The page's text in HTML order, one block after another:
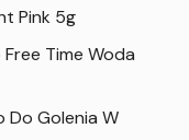
Pink 5g
Time Woda
Do Golenia W